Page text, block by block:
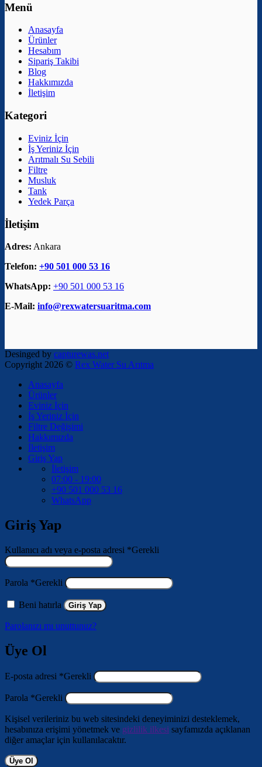
Menü
Anasayfa
Ürünler
Hesabım
Sipariş Takibi
Blog
Hakkımızda
İletişim
Kategori
Eviniz İçin
İş Yeriniz İçin
Arıtmalı Su Sebili
Filtre
Musluk
Tank
Yedek Parça
İletişim
Adres: Ankara
Telefon: +90 501 000 53 16
WhatsApp: +90 501 000 53 16
E-Mail: info@rexwatersuaritma.com
Desinged by capturewas.net
Copyright 2026 © Rex Water Su Arıtma
Anasayfa
Ürünler
Eviniz İçin
İş Yeriniz İçin
Filtre Değişimi
Hakkımızda
İletişim
Giriş Yap
İletişim
07:00 - 19:00
+90 501 000 53 16
WhatsApp
Giriş Yap
Kullanıcı adı veya e-posta adresi *Gerekli
Parola *Gerekli
Beni hatırla Giriş Yap
Parolanızı mı unuttunuz?
Üye Ol
E-posta adresi *Gerekli
Parola *Gerekli
Kişisel verileriniz bu web sitesindeki deneyiminizi desteklemek,
hesabınıza erişimi yönetmek ve gizlilik ilkesi sayfamızda açıklanan
diğer amaçlar için kullanılacaktır.
Üye Ol